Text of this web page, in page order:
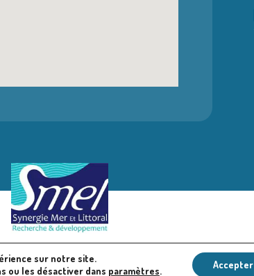
légales Politique en matière de cookies
sur notre site.
ou les désactiver dans paramètres.
Accepter